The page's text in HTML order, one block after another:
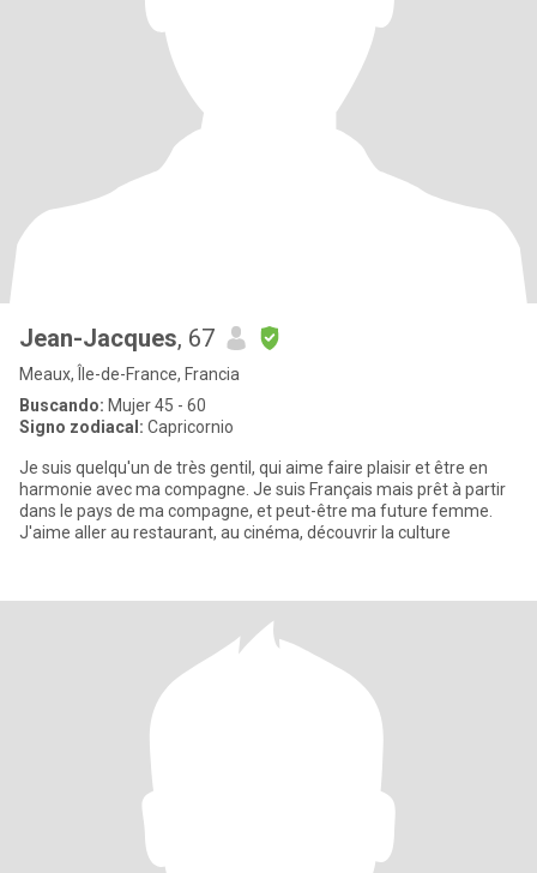
Jean-Jacques, 67
Meaux, Île-de-France, Francia
Buscando: Mujer 45 - 60
Signo zodiacal: Capricornio
Je suis quelqu'un de très gentil, qui aime faire plaisir et être en
harmonie avec ma compagne. Je suis Français mais prêt à partir
dans le pays de ma compagne, et peut-être ma future femme.
J'aime aller au restaurant, au cinéma, découvrir la culture